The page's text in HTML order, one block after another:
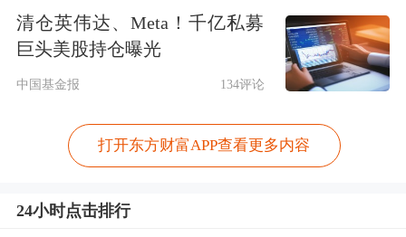
清仓英伟达、Meta！千亿私募
巨头美股持仓曝光
中国基金报 134评论
打开东方财富APP查看更多内容
24小时点击排行